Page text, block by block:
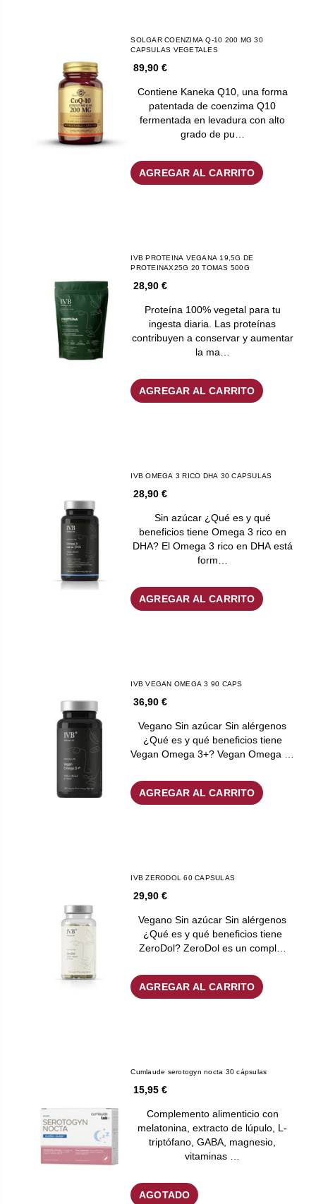
SOLGAR COENZIMA Q-10 200 MG 30
CAPSULAS VEGETALES
89,90 €
Contiene Kaneka Q10, una forma
patentada de coenzima Q10
fermentada en levadura con alto
grado de pu…
AGREGAR AL CARRITO
IVB PROTEINA VEGANA 19,5G DE
PROTEINAX25G 20 TOMAS 500G
28,90 €
Proteína 100% vegetal para tu
ingesta diaria. Las proteínas
contribuyen a conservar y aumentar
la ma…
AGREGAR AL CARRITO
IVB OMEGA 3 RICO DHA 30 CAPSULAS
28,90 €
Sin azúcar ¿Qué es y qué
beneficios tiene Omega 3 rico en
DHA? El Omega 3 rico en DHA está
form…
AGREGAR AL CARRITO
IVB VEGAN OMEGA 3 90 CAPS
36,90 €
Vegano Sin azúcar Sin alérgenos
¿Qué es y qué beneficios tiene
Vegan Omega 3+? Vegan Omega …
AGREGAR AL CARRITO
IVB ZERODOL 60 CAPSULAS
29,90 €
Vegano Sin azúcar Sin alérgenos
¿Qué es y qué beneficios tiene
ZeroDol? ZeroDol es un compl…
AGREGAR AL CARRITO
Cumlaude serotogyn nocta 30 cápsulas
15,95 €
Complemento alimenticio con
melatonina, extracto de lúpulo, L-
triptófano, GABA, magnesio,
vitaminas …
AGOTADO